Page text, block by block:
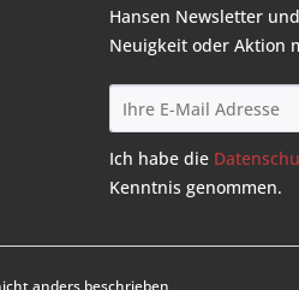
Hansen Newsletter
Neuigkeit oder Aktion
Ich habe die
Kenntnis genommen.